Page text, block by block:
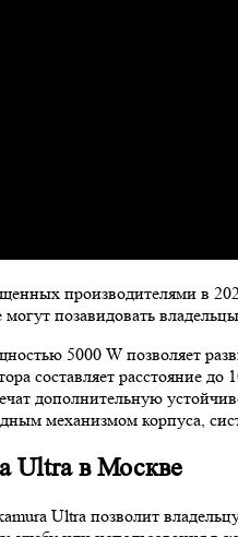
производителями в
позавидовать
5000 W позволяет
составляет расстояние
дополнительную
механизмом корпуса,
Ultra в Москве
Ultra позволит